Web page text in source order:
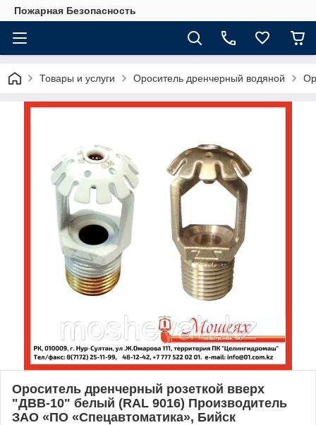
Пожарная Безопасность
Товары и услуги Ороситель дренчерный водяной
Ороситель дренчерный розеткой вверх
"ДВВ-10" белый (RAL 9016) Производитель
ЗАО «ПО «Спецавтоматика», Бийск